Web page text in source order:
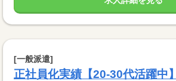
[一般派遣]
正社員化実績【20-30代活躍中